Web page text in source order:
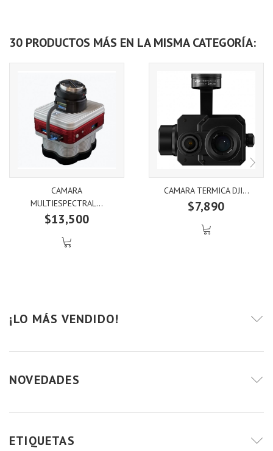
30 PRODUCTOS MÁS EN LA MISMA CATEGORÍA:
CAMARA
MULTIESPECTRAL...
$13,500
CAMARA TERMICA DJI...
$7,890
¡LO MÁS VENDIDO!
NOVEDADES
ETIQUETAS